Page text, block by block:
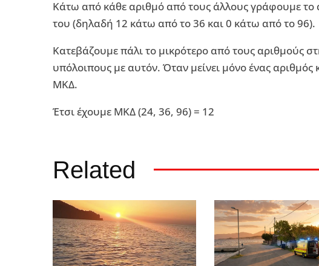
Κάτω από κάθε αριθμό από τους άλλους γράφουμε το
του (δηλαδή 12 κάτω από το 36 και 0 κάτω από το 96).
Κατεβάζουμε πάλι το μικρότερο από τους αριθμούς
υπόλοιπους με αυτόν. Όταν μείνει μόνο ένας αριθμός
ΜΚΔ.
Έτσι έχουμε ΜΚΔ (24, 36, 96) = 12
Related